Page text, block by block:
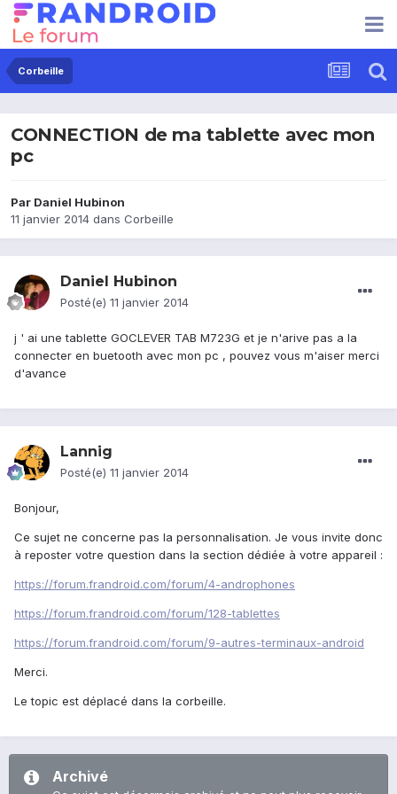
Corbeille
CONNECTION de ma tablette avec mon
pc
Par Daniel Hubinon
11 janvier 2014 dans Corbeille
Daniel Hubinon
Posté(e) 11 janvier 2014
j ' ai une tablette GOCLEVER TAB M723G et je n'arive pas a la
connecter en buetooth avec mon pc , pouvez vous m'aiser merci
d'avance
Lannig
Posté(e) 11 janvier 2014
Bonjour,
Ce sujet ne concerne pas la personnalisation. Je vous invite donc
à reposter votre question dans la section dédiée à votre appareil :
https://forum.frandroid.com/forum/4-androphones
https://forum.frandroid.com/forum/128-tablettes
https://forum.frandroid.com/forum/9-autres-terminaux-android
Merci.
Le topic est déplacé dans la corbeille.
Archivé